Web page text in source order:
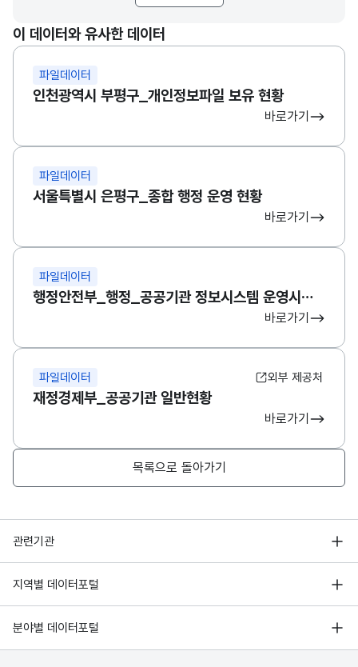
범정부EA기반 공공부문 정보자원 현황 통계 보고서(2017)
이 데이터와 유사한 데이터
파일데이터
인천광역시 부평구_개인정보파일 보유 현황
바로가기
파일데이터
서울특별시 은평구_종합 행정 운영 현황
바로가기
파일데이터
행정안전부_행정_공공기관 정보시스템 운영시설 현황
바로가기
파일데이터 외부 제공처
재정경제부_공공기관 일반현황
바로가기
목록으로 돌아가기
관련기관
행정안전부
한국지능정보사회진흥원
국가정보자원관리원
지역별 데이터포털
서울 열린데이터광장
경기데이터드림
분야별 데이터포털
기상자료개방포털
국토교통부 공간정보오픈플랫폼